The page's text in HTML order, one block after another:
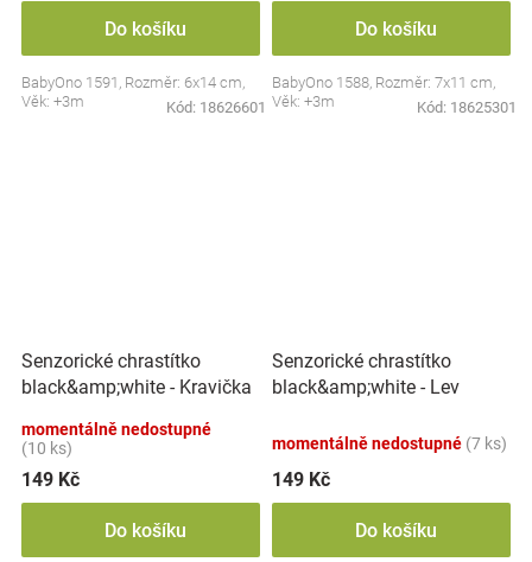
Do košíku
BabyOno 1591, Rozměr: 6x14 cm,
Věk: +3m
Kód: 18626601
Do košíku
BabyOno 1588, Rozměr: 7x11 cm,
Věk: +3m
Kód: 18625301
Senzorické chrastítko
black&amp;white - Kravička
momentálně nedostupné
(10 ks)
149 Kč
Do košíku
Senzorické chrastítko
black&amp;white - Lev
momentálně nedostupné (7 ks)
149 Kč
Do košíku